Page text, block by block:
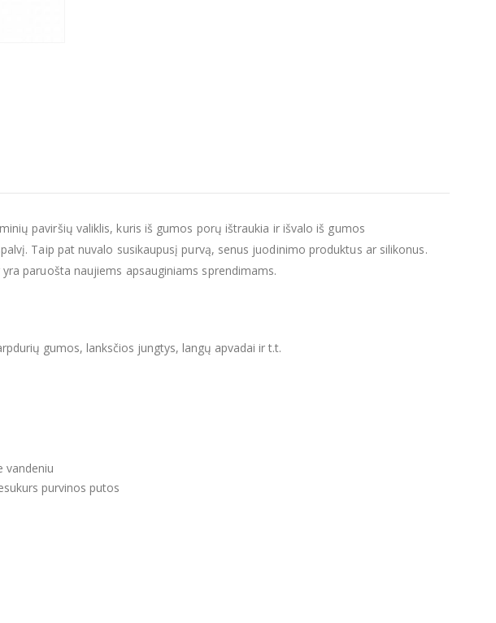
paviršių valiklis, kuris iš gumos porų ištraukia ir išvalo iš gumos
Taip pat nuvalo susikaupusį purvą, senus juodinimo produktus ar silikonus.
paruošta naujiems apsauginiams sprendimams.
gumos, lanksčios jungtys, langų apvadai ir t.t.
vandeniu
purvinos putos